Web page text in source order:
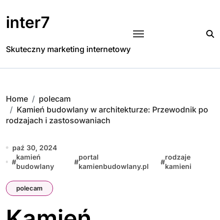
to
content
inter7
Skuteczny marketing internetowy
Home
polecam
Kamień budowlany w architekturze: Przewodnik po
rodzajach i zastosowaniach
paź 30, 2024
#
kamień
budowlany
#
portal
kamienbudowlany.pl
#
rodzaje
kamieni
polecam